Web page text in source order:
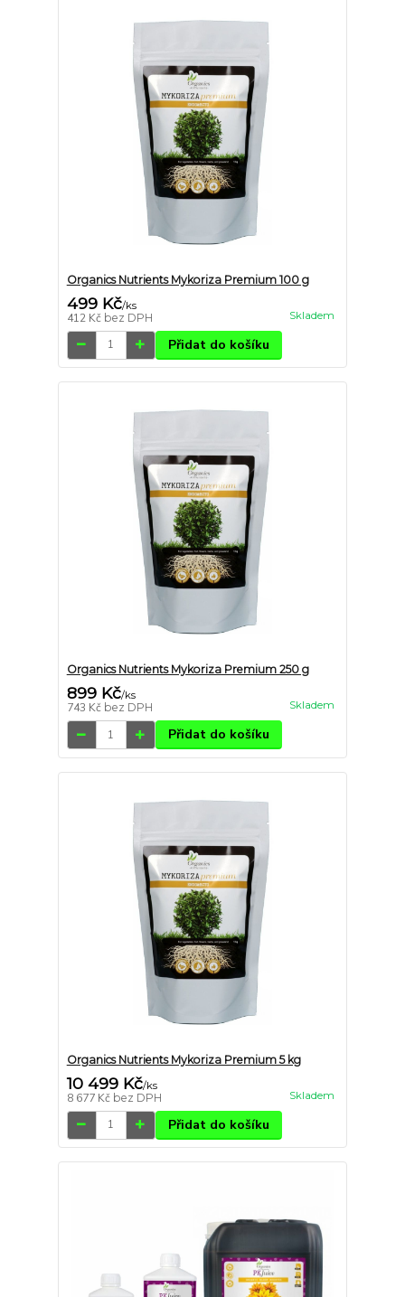
Organics Nutrients Mykoriza Premium 100 g
499 Kč/ks
412 Kč bez DPH Skladem
Přidat do košíku
Organics Nutrients Mykoriza Premium 250 g
899 Kč/ks
743 Kč bez DPH Skladem
Přidat do košíku
Organics Nutrients Mykoriza Premium 5 kg
10 499 Kč/ks
8 677 Kč bez DPH Skladem
Přidat do košíku